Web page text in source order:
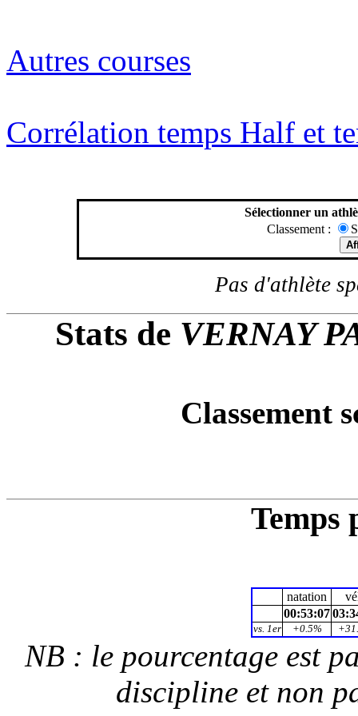
Autres courses
Corrélation temps Half et
Sélectionner un
Classement :
Pas d'athlète
Stats de VERNAY
Classement
Temps
natation
00:53:07
vs. 1er +0.5%
NB : le pourcentage est
discipline et non